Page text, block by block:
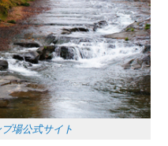
場公式サイト